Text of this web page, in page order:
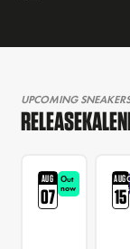
UPCOMING
AUG
07
Out
now
AUG
15